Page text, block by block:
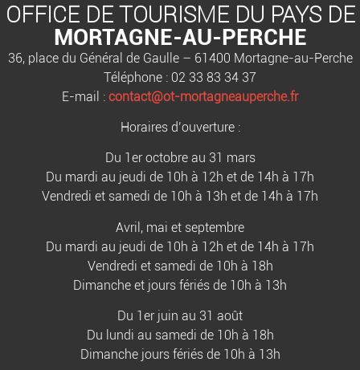
OFFICE DE TOURISME DU PAYS DE
MORTAGNE-AU-PERCHE
36, place du Général de Gaulle – 61400 Mortagne-au-Perche
Téléphone : 02 33 83 34 37
E-mail : contact@ot-mortagneauperche.fr
Horaires d’ouverture :
Du 1er octobre au 31 mars
Du mardi au jeudi de 10h à 12h et de 14h à 17h
Vendredi et samedi de 10h à 13h et de 14h à 17h
Avril, mai et septembre
Du mardi au jeudi de 10h à 12h et de 14h à 17h
Vendredi et samedi de 10h à 18h
Dimanche et jours fériés de 10h à 13h
Du 1er juin au 31 août
Du lundi au samedi de 10h à 18h
Dimanche jours fériés de 10h à 13h